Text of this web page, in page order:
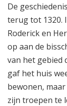
De
terug tot 1320.
Roderick en
op aan de
van het gebied
gaf het huis
bewonen,
zijn troepen te